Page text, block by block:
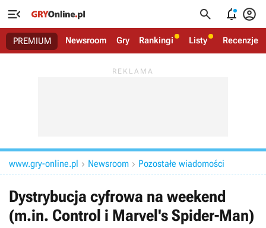
   
PREMIUM Newsroom Gry Rankingi Listy Recenzje
www.gry-online.pl  Newsroom  Pozostałe wiadomości
Dystrybucja cyfrowa na weekend
(m.in. Control i Marvel's Spider-Man)